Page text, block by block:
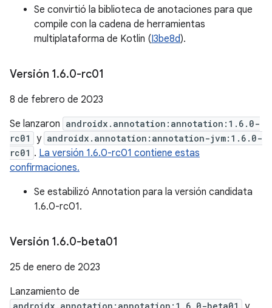
Se convirtió la biblioteca de anotaciones para que
compile con la cadena de herramientas
multiplataforma de Kotlin (I3be8d).
Versión 1.6.0-rc01
8 de febrero de 2023
Se lanzaron androidx.annotation:annotation:1.6.0-
rc01
y androidx.annotation:annotation-jvm:1.6.0-
rc01 . La versión 1.6.0-rc01 contiene estas
confirmaciones.
Se estabilizó Annotation para la versión candidata
1.6.0-rc01.
Versión 1.6.0-beta01
25 de enero de 2023
Lanzamiento de